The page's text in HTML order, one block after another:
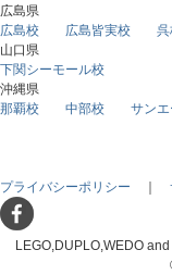
広島県
広島校
広島皆実校
山口県
下関シーモール校
沖縄県
那覇校
中部校 サン
プライバシーポリシー ｜
LEGO,DUPLO,WEDO